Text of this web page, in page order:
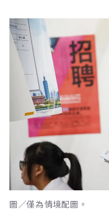
圖／僅為情境配圖。